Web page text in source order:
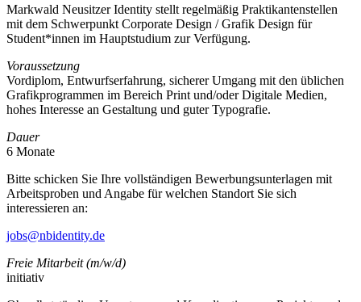
Markwald Neusitzer Identity stellt regelmäßig Praktikantenstellen
mit dem Schwerpunkt Corporate Design / Grafik Design für
Student*innen im Hauptstudium zur Verfügung.
Voraussetzung
Vordiplom, Entwurfserfahrung, sicherer Umgang mit den üblichen
Grafikprogrammen im Bereich Print und/oder Digitale Medien,
hohes Interesse an Gestaltung und guter Typografie.
Dauer
6 Monate
Bitte schicken Sie Ihre vollständigen Bewerbungsunterlagen mit
Arbeitsproben und Angabe für welchen Standort Sie sich
interessieren an:
jobs@nbidentity.de
Freie Mitarbeit (m/w/d)
initiativ